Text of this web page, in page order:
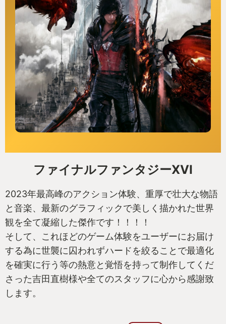
ファイナルファンタジーXVI
2023年最高峰のアクション体験、重厚で壮大な物語
と音楽、最新のグラフィックで美しく描かれた世界
観を全て凝縮した傑作です！！！！
そして、これほどのゲーム体験をユーザーにお届け
する為に世襲に囚われずハードを絞ることで最適化
を確実に行う等の熱意と覚悟を持って制作してくだ
さった吉田直樹様や全てのスタッフに心から感謝致
します。